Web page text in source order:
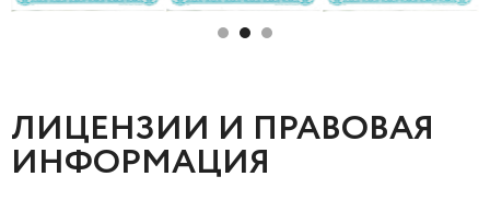
ЛИЦЕНЗИИ И ПРАВОВАЯ
ИНФОРМАЦИЯ